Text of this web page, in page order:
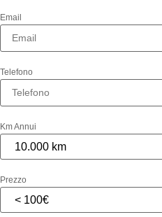
Email
Telefono
Km Annui
Prezzo